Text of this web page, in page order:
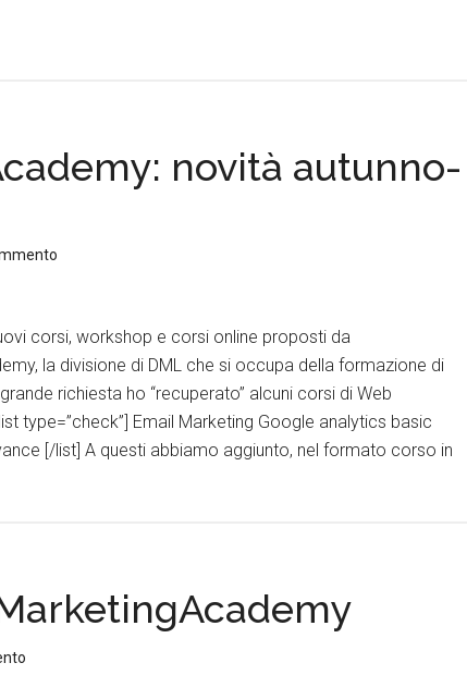
novità autunno-
corsi, workshop e corsi online proposti da
la divisione di DML che si occupa della formazione di
richiesta ho “recuperato” alcuni corsi di Web
type=”check”] Email Marketing Google analytics basic
[/list] A questi abbiamo aggiunto, nel formato corso in